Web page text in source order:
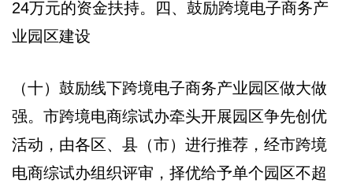
24万元的资金扶持。四、鼓励跨境电子商务产
业园区建设
（十）鼓励线下跨境电子商务产业园区做大做
强。市跨境电商综试办牵头开展园区争先创优
活动，由各区、县（市）进行推荐，经市跨境
电商综试办组织评审，择优给予单个园区不超